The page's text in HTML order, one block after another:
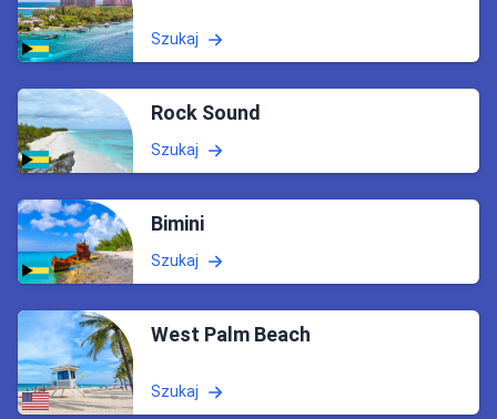
Szukaj
Rock Sound
Szukaj
Bimini
Szukaj
West Palm Beach
Szukaj